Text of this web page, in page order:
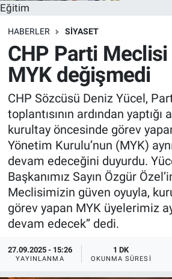
Eğitim
HABERLER SİYASET
CHP Parti Meclisi
MYK değişmedi
CHP Sözcüsü Deniz Yücel,
toplantısının ardından yaptığı
kurultay öncesinde görev
Yönetim Kurulu’nun (MYK)
devam edeceğini duyurdu.
Başkanımız Sayın Özgür
Meclisimizin güven oyuyla,
görev yapan MYK üyelerimiz
devam edecek” dedi.
27.09.2025 - 15:26
YAYINLANMA
1 DK
OKUNMA SÜRESI